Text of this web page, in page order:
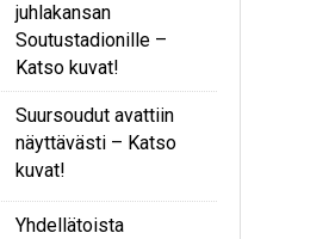
juhlakansan
Soutustadionille –
Katso kuvat!
Suursoudut avattiin
näyttävästi – Katso
kuvat!
Yhdellätoista